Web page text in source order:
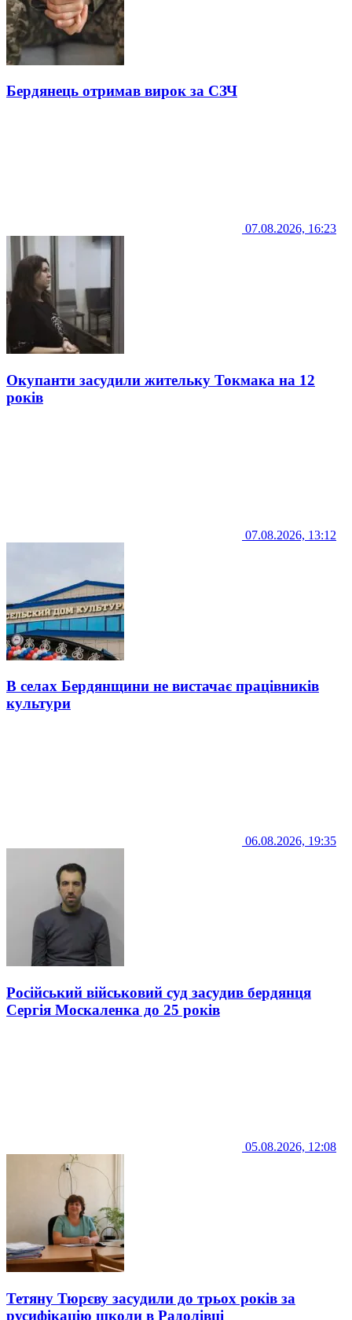
Бердянець отримав вирок за СЗЧ
07.08.2026, 16:23
Окупанти засудили жительку Токмака на 12
років
07.08.2026, 13:12
В селах Бердянщини не вистачає працівників
культури
06.08.2026, 19:35
Російський військовий суд засудив бердянця
Сергія Москаленка до 25 років
05.08.2026, 12:08
Тетяну Тюрєву засудили до трьох років за
русифікацію школи в Радолівці